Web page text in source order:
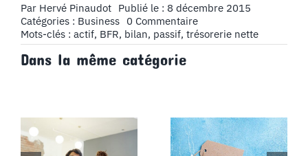
Par Hervé Pinaudot Publié le : 8 décembre 2015
Catégories : Business 0 Commentaireon
J’apprends
à
Comptazine
Mots-clés : actif, BFR, bilan, passif, trésorerie nette
Dans la même catégorie
Compte
courant La location de